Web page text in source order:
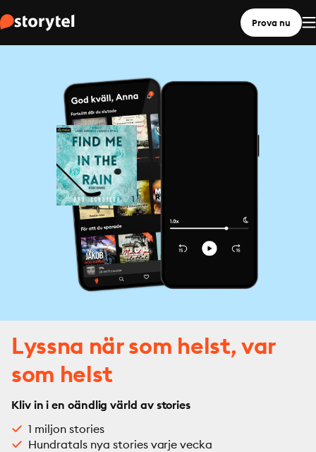
Prova nu
Lyssna när som helst, var
som helst
Kliv in i en oändlig värld av stories
1 miljon stories
Hundratals nya stories varje vecka